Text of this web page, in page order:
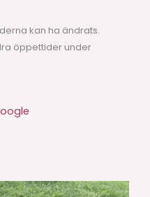
kan ha ändrats.
öppettider under